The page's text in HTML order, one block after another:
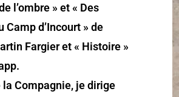
l’ombre » et « Des
Camp d’Incourt » de
Fargier et « Histoire »
la Compagnie, je dirige